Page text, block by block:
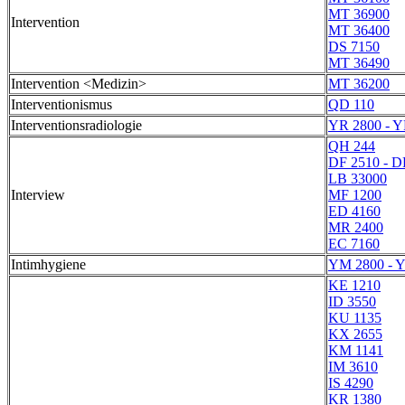
Intervention
MT 36900
MT 36400
DS 7150
MT 36490
Intervention <Medizin>
MT 36200
Interventionismus
QD 110
Interventionsradiologie
YR 2800 -
Interview
QH 244
DF 2510 -
LB 33000
MF 1200
ED 4160
MR 2400
EC 7160
Intimhygiene
YM 2800 -
KE 1210
ID 3550
KU 1135
KX 2655
KM 1141
IM 3610
IS 4290
KR 1380